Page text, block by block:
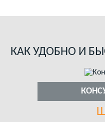
КАК УДОБНО И